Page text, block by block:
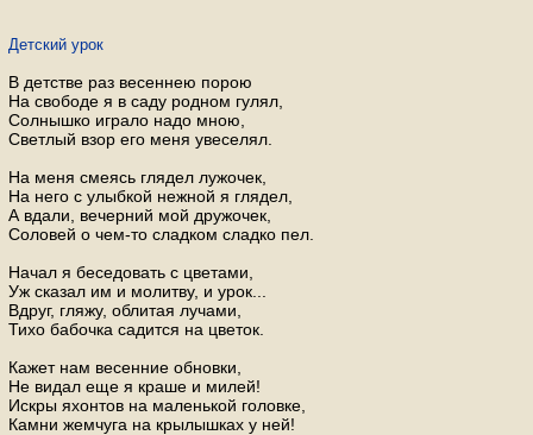
Детский урок
В детстве раз весеннею порою
На свободе я в саду родном гулял,
Солнышко играло надо мною,
Светлый взор его меня увеселял.
На меня смеясь глядел лужочек,
На него с улыбкой нежной я глядел,
А вдали, вечерний мой дружочек,
Соловей о чем-то сладком сладко пел.
Начал я беседовать с цветами,
Уж сказал им и молитву, и урок...
Вдруг, гляжу, облитая лучами,
Тихо бабочка садится на цветок.
Кажет нам весенние обновки,
Не видал еще я краше и милей!
Искры яхонтов на маленькой головке,
Камни жемчуга на крылышках у ней!